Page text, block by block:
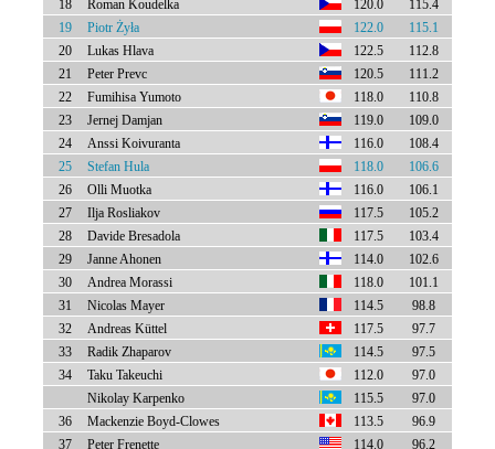
18
Roman Koudelka 120.0
115.4
19
Piotr Żyła 122.0
115.1
20
Lukas Hlava 122.5
112.8
21
Peter Prevc 120.5
111.2
22
Fumihisa Yumoto 118.0
110.8
23
Jernej Damjan 119.0
109.0
24
Anssi Koivuranta 116.0
108.4
25
Stefan Hula 118.0
106.6
26
Olli Muotka 116.0
106.1
27
Ilja Rosliakov 117.5
105.2
28
Davide Bresadola 117.5
103.4
29
Janne Ahonen 114.0
102.6
30
Andrea Morassi 118.0
101.1
31
Nicolas Mayer 114.5
98.8
32
Andreas Küttel 117.5
97.7
33
Radik Zhaparov 114.5
97.5
34
Taku Takeuchi 112.0
97.0
Nikolay Karpenko
115.5
97.0
36
Mackenzie Boyd-Clowes 113.5
96.9
37
Peter Frenette 114.0 96.2